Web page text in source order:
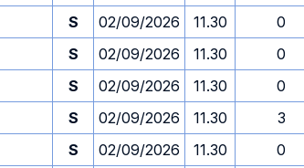
S 02/09/2026 11.30 0
S 02/09/2026 11.30 0
S 02/09/2026 11.30 0
S 02/09/2026 11.30 3
S 02/09/2026 11.30 0